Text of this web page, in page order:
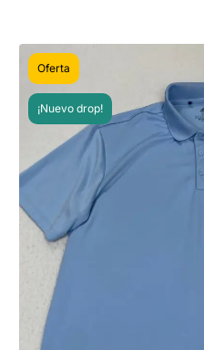
Oferta
¡Nuevo drop!